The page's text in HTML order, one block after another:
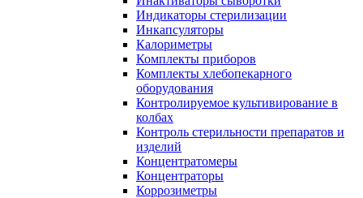
Индикаторы стерилизации
Инкапсуляторы
Калориметры
Комплекты приборов
Комплекты хлебопекарного
оборудования
Контролируемое культивирование в
колбах
Контроль стерильности препаратов и
изделий
Концентратомеры
Концентраторы
Коррозиметры